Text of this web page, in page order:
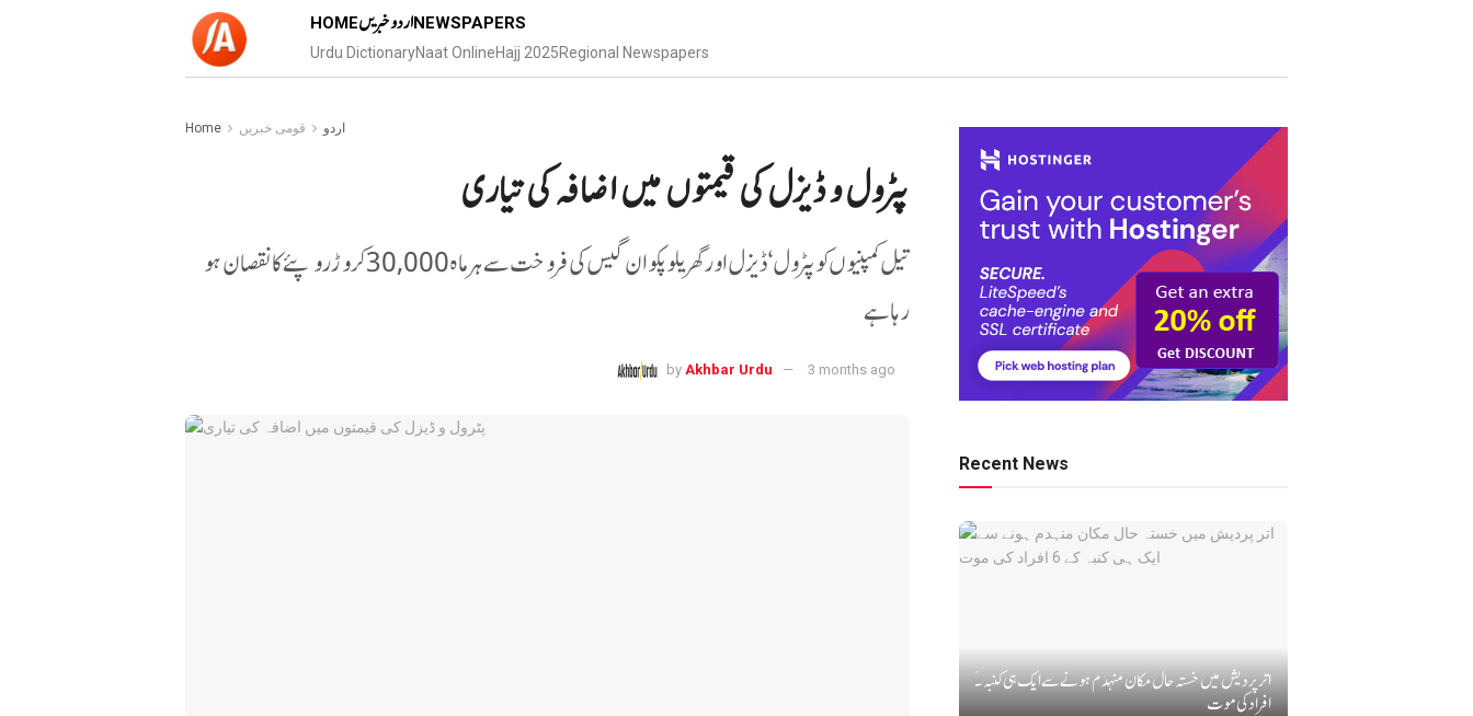
HOMEاردو خبریںNEWSPAPERS
Urdu DictionaryNaat OnlineHajj 2025Regional Newspapers
Home اردو قومی خبریں
پٹرول و ڈیزل کی قیمتوں میں اضافہ کی تیاری
تیل کمپنیوں کو پٹرول ‘ ڈیزل اور گھریلو پکوان گیس کی فروخت سے ہر ماہ 30,000 کروڑ روپئے کا نقصان ہو
رہا ہے
by Akhbar Urdu 3 months ago
Recent News
اتر پردیش میں خستہ حال مکان منہدم ہونے سے ایک ہی کنبہ کے 6
افراد کی موت